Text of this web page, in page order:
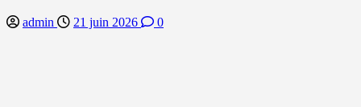
admin 21 juin 2026 0